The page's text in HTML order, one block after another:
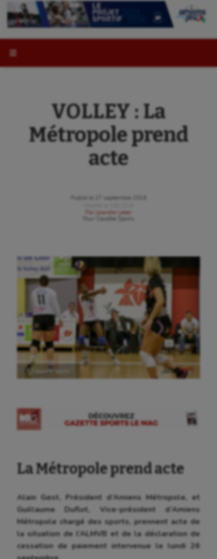
VOLLEY : La
Métropole prend
acte
Publié le
27 septembre 2016
Par
Leandre Leber
Gazette Sports
La Métropole prend acte
Alain Gest, Président d’Amiens Métropole, et
Guillaume Duflot, Vice-président d’Amiens
Métropole chargé des sports, prennent acte de
la situation de l’ALMVB et de la déclaration de
cessation de paiement intervenue le lundi 26